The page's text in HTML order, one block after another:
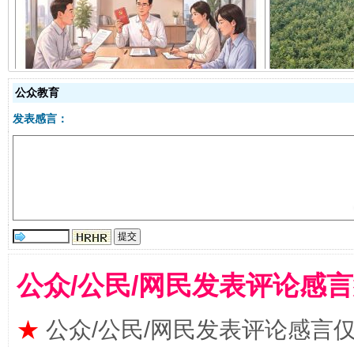
揭开“小金库”的免责幌子
受贿1.44亿！段成刚被判无期
公众教育
发表感言：
公众/公民/网民发表评论感
★ 公众/公民/网民发表评论感言